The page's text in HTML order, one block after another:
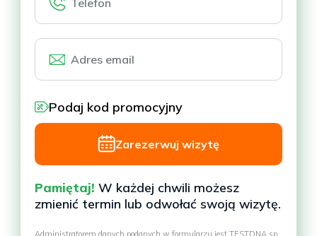
Podaj kod promocyjny
Zarezerwuj wizytę
Pamiętaj! W każdej chwili możesz
zmienić termin lub odwołać swoją wizytę.
Administratorem danych podanych w formularzu jest TESTDNA sp.